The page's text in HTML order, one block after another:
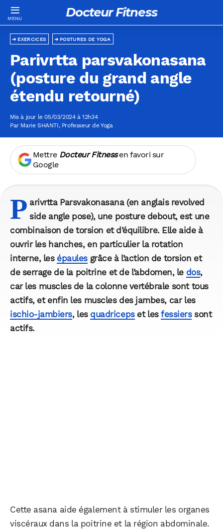
Docteur Fitness
POSTURES DE YOGA
EXERCICES
Parivrtta parsvakonasana
(posture du grand angle
étendu retourné)
Mis à jour le 05/03/2024 à 12h34
Par Marie SHANTI, Professeur de Yoga
Mettre Docteur Fitnessen favori sur
Google
P arivrtta Parsvakonasana (en anglais revolved
side angle pose), une posture debout, est une
combinaison de torsion et d’équilibre. Elle aide à
ouvrir les hanches, en particulier la rotation
interne, les épaulesgrâce à l’action de torsion et
de serrage de la poitrine et de l’abdomen, le dos,
car les muscles de la colonne vertébrale sont tous
actifs, et enfin les muscles des jambes, car les
ischio-jambiers, les quadricepset lesfessierssont
actifs.
Cette asana aide également à stimuler les organes
viscéraux dans la poitrine et la région abdominale.